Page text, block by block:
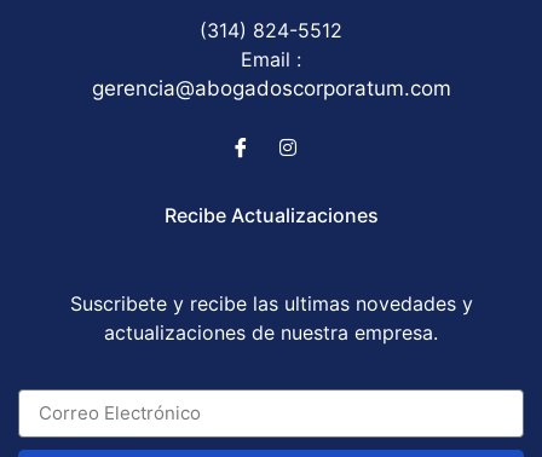
(314) 824-5512
Email :
gerencia@abogadoscorporatum.com
Recibe Actualizaciones
Suscribete y recibe las ultimas novedades y
actualizaciones de nuestra empresa.